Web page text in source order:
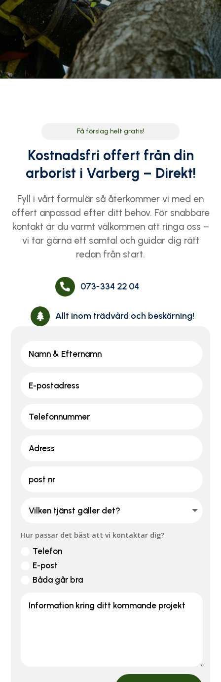
Få förslag helt gratis!
Kostnadsfri offert från din
arborist i Varberg – Direkt!
Fyll i vårt formulär så återkommer vi med en
offert anpassad efter ditt behov. För snabbare
kontakt är du varmt välkommen att ringa oss –
vi tar gärna ett samtal och guidar dig rätt
redan från start.
 073-334 22 04
 Allt inom trädvård och beskärning!
Hur passar det bäst att vi kontaktar dig?
Telefon
E-post
Båda går bra